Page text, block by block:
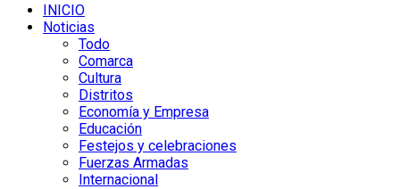
INICIO
Noticias
Todo
Comarca
Cultura
Distritos
Economía y Empresa
Educación
Festejos y celebraciones
Fuerzas Armadas
Internacional